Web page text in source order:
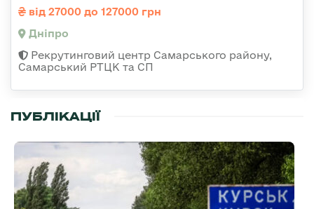
від 27000 до 127000 грн
Дніпро
Рекрутинговий центр Самарського району,
Самарський РТЦК та СП
ПУБЛІКАЦІЇ